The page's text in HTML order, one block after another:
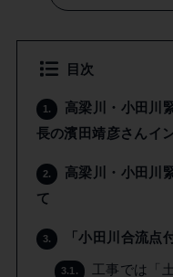
目次
1.
高梁川・小田川
長の濱田靖彦さんイ
2.
高梁川・小田川
て
3. 「小田川合流点
3.1. 工事では「